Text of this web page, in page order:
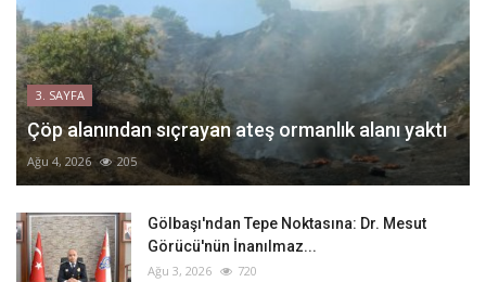
3. SAYFA
Çöp alanından sıçrayan ateş ormanlık alanı yaktı
Ağu 4, 2026 205
Gölbaşı'ndan Tepe Noktasına: Dr. Mesut
Görücü'nün İnanılmaz...
Ağu 3, 2026 720